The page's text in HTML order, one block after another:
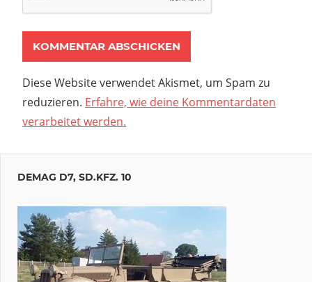
Diese Website verwendet Akismet, um Spam zu
reduzieren. Erfahre, wie deine Kommentardaten
verarbeitet werden.
DEMAG D7, SD.KFZ. 10